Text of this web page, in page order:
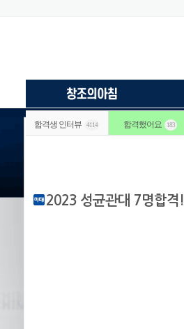
합격생 인터뷰 4114 합격했어요 183
2023 성균관대 7명합격!